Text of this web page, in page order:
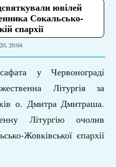
ювілей
Сокальсько-
єпархії
20:04
у Червонограді
Літургія за
о. Дмитра Дмитраша.
Літургію очолив
Жовківської єпархії